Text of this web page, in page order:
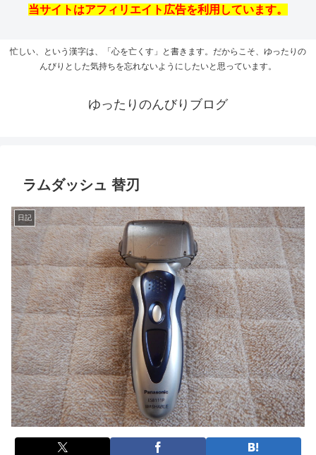
当サイトはアフィリエイト広告を利用しています。
忙しい、という漢字は、「心を亡くす」と書きます。だからこそ、ゆったりの
んびりとした気持ちを忘れないようにしたいと思っています。
ゆったりのんびりブログ
ラムダッシュ 替刃
日記